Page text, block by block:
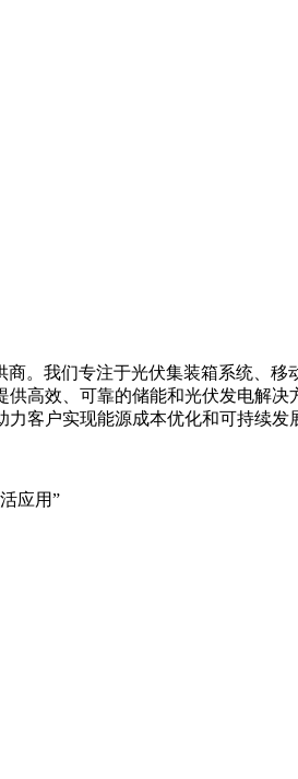
商。我们专注于光伏集装箱系统、
高效、可靠的储能和光伏发电解
客户实现能源成本优化和可持续发
应用”